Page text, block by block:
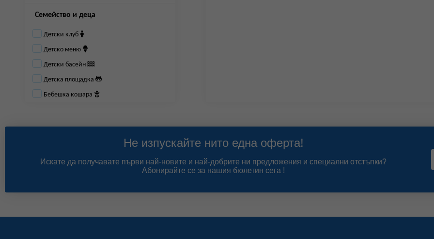
Семейство и деца
Детски клуб
Детско меню
Детски басейн
Детска площадка
Бебешка кошара
Не изпускайте нито една оферта!
Искате да получавате първи най-новите и най-добрите ни предложения и специални отстъпки?
Абонирайте се за нашия бюлетин сега !